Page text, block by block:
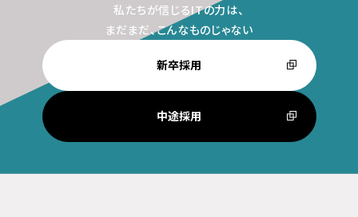
私たちが信じるITの力は、
まだまだ、こんなものじゃない
新卒採用
中途採用